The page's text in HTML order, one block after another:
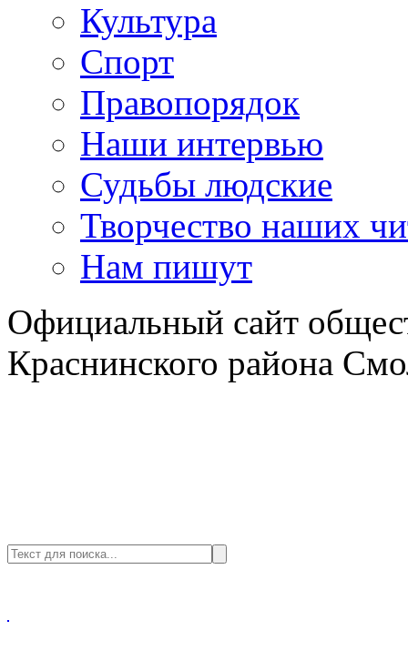
Культура
Спорт
Правопорядок
Наши интервью
Судьбы людские
Творчество наших
Нам пишут
Официальный сайт
Краснинского района